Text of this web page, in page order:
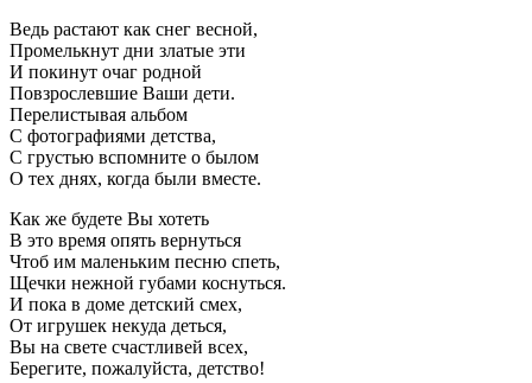
Ведь растают как снег весной,
Промелькнут дни златые эти
И покинут очаг родной
Повзрослевшие Ваши дети.
Перелистывая альбом
С фотографиями детства,
С грустью вспомните о былом
О тех днях, когда были вместе.
Как же будете Вы хотеть
В это время опять вернуться
Чтоб им маленьким песню спеть,
Щечки нежной губами коснуться.
И пока в доме детский смех,
От игрушек некуда деться,
Вы на свете счастливей всех,
Берегите, пожалуйста, детство!